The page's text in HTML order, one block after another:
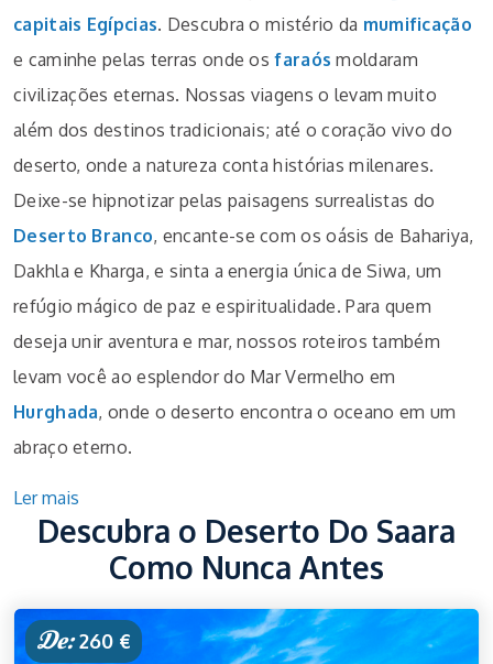
capitais Egípcias. Descubra o mistério da mumificação
e caminhe pelas terras onde osfaraós moldaram
civilizações eternas. Nossas viagens o levam muito
além dos destinos tradicionais; até o coração vivo do
deserto, onde a natureza conta histórias milenares.
Deixe-se hipnotizar pelas paisagens surrealistas do
Deserto Branco, encante-se com os oásis de Bahariya,
Dakhla e Kharga, e sinta a energia única de Siwa, um
refúgio mágico de paz e espiritualidade. Para quem
deseja unir aventura e mar, nossos roteiros também
levam você ao esplendor do Mar Vermelho em
Hurghada, onde o deserto encontra o oceano em um
abraço eterno.
Ler mais
Descubra o Deserto Do Saara
Como Nunca Antes
De:260 €